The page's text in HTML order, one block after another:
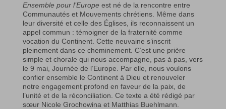
Ensemble pour l’Europeest né de la rencontre entre
Communautés et Mouvements chrétiens. Même dans
leur diversité et celle des Églises, ils reconnaissent un
appel commun : témoigner de la fraternité comme
vocation du Continent. Cette neuvaine s’inscrit
pleinement dans ce cheminement. C’est une prière
simple et chorale qui nous accompagne, pas à pas, vers
le 9 mai, Journée de l’Europe. Par elle, nous voulons
confier ensemble le Continent à Dieu et renouveler
notre engagement profond en faveur de la paix, de
l’unité et de la réconciliation. Ce texte a été rédigé par
sœur Nicole Grochowina et Matthias Buehlmann.